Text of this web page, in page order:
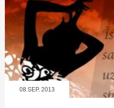
08.SEP, 2013